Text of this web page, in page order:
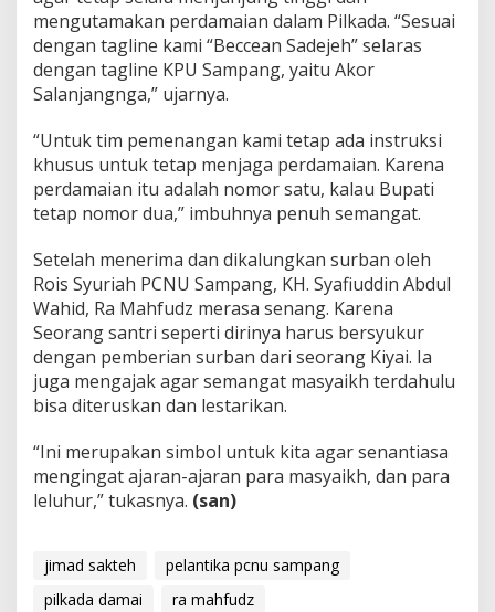
mengutamakan perdamaian dalam Pilkada. “Sesuai
dengan tagline kami “Beccean Sadejeh” selaras
dengan tagline KPU Sampang, yaitu Akor
Salanjangnga,” ujarnya.
“Untuk tim pemenangan kami tetap ada instruksi
khusus untuk tetap menjaga perdamaian. Karena
perdamaian itu adalah nomor satu, kalau Bupati
tetap nomor dua,” imbuhnya penuh semangat.
Setelah menerima dan dikalungkan surban oleh
Rois Syuriah PCNU Sampang, KH. Syafiuddin Abdul
Wahid, Ra Mahfudz merasa senang. Karena
Seorang santri seperti dirinya harus bersyukur
dengan pemberian surban dari seorang Kiyai. Ia
juga mengajak agar semangat masyaikh terdahulu
bisa diteruskan dan lestarikan.
“Ini merupakan simbol untuk kita agar senantiasa
mengingat ajaran-ajaran para masyaikh, dan para
leluhur,” tukasnya. (san)
jimad sakteh
pelantika pcnu sampang
pilkada damai
ra mahfudz